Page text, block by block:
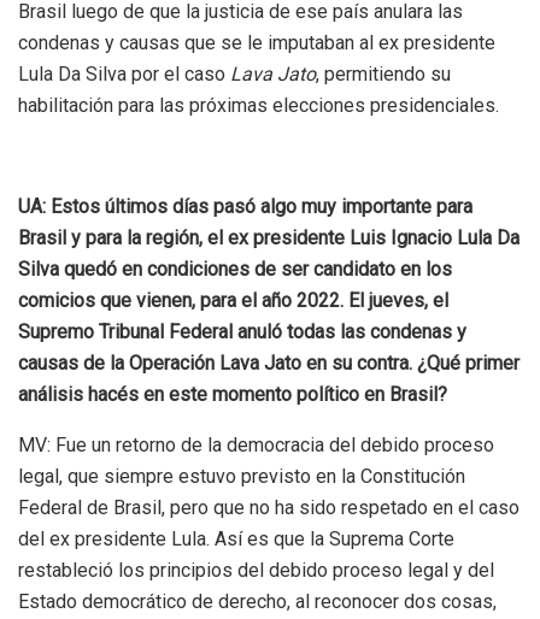
Brasil luego de que la justicia de ese país anulara las
condenas y causas que se le imputaban al ex presidente
Lula Da Silva por el caso Lava Jato, permitiendo su
habilitación para las próximas elecciones presidenciales.
UA: Estos últimos días pasó algo muy importante para
Brasil y para la región, el ex presidente Luis Ignacio Lula Da
Silva quedó en condiciones de ser candidato en los
comicios que vienen, para el año 2022. El jueves, el
Supremo Tribunal Federal anuló todas las condenas y
causas de la Operación Lava Jato en su contra. ¿Qué primer
análisis hacés en este momento político en Brasil?
MV: Fue un retorno de la democracia del debido proceso
legal, que siempre estuvo previsto en la Constitución
Federal de Brasil, pero que no ha sido respetado en el caso
del ex presidente Lula. Así es que la Suprema Corte
restableció los principios del debido proceso legal y del
Estado democrático de derecho, al reconocer dos cosas,